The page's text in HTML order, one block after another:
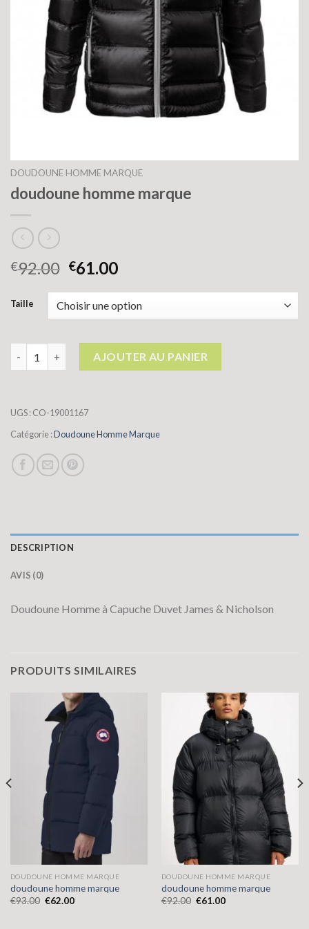
DOUDOUNE HOMME MARQUE
doudoune homme marque
€92.00 €61.00
Taille
AJOUTER AU PANIER
UGS :CO-19001167
Catégorie :Doudoune Homme Marque
DESCRIPTION
AVIS (0)
Doudoune Homme à Capuche Duvet James & Nicholson
PRODUITS SIMILAIRES
DOUDOUNE HOMME MARQUE
doudoune homme marque
€93.00 €62.00
DOUDOUNE HOMME MARQUE
doudoune homme marque
€92.00 €61.00